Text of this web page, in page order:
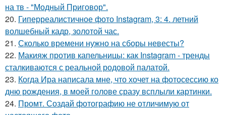
на тв - "Модный Приговор".
20. Гиперреалистичное фото Instagram, 3: 4. летний
волшебный кадр, золотой час.
21. Сколько времени нужно на сборы невесты?
22. Макияж против капельницы: как Instagram - тренды
сталкиваются с реальной родовой палатой.
23. Когда Ира написала мне, что хочет на фотосессию ко
дню рождения, в моей голове сразу всплыли картинки.
24. Промт. Создай фотографию не отличимую от